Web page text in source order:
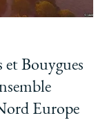
et Bouygues
Europe